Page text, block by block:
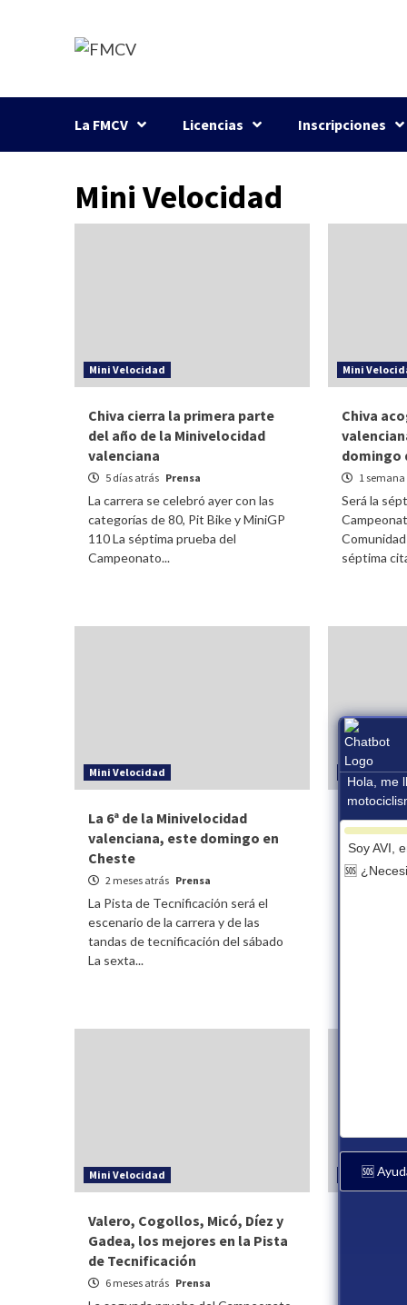
La FMCV Licencias Inscripciones
Mini Velocidad
Mini Velocidad
Chiva cierra la primera parte
del año de la Minivelocidad
valenciana
5 días atrás Prensa
La carrera se celebró ayer con las
categorías de 80, Pit Bike y MiniGP
110 La séptima prueba del
Campeonato...
Mini
Chiva
domingo
1
Será la
séptima
Mini Velocidad
La 6ª de la Minivelocidad
valenciana, este domingo en
Cheste
2 meses atrás Prensa
La Pista de Tecnificación será el
escenario de la carrera y de las
tandas de tecnificación del sábado
La sexta...
Mini
MV
Miquel y
El
Mini Velocidad
Valero, Cogollos, Micó, Díez y
Gadea, los mejores en la Pista
de Tecnificación
6 meses atrás Prensa
Mini
Hola, me
Soy AVI,
🆘
🆘